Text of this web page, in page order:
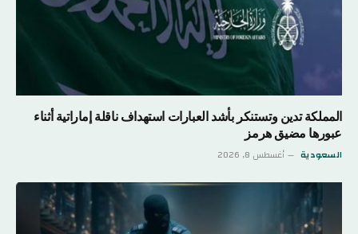
المملكة تدين وتستنكر بأشد العبارات استهداف ناقلة إماراتية أثناء
عبورها مضيق هرمز
السعودية أغسطس 8, 2026